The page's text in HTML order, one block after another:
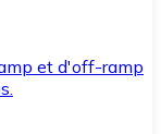
et d'off-ramp